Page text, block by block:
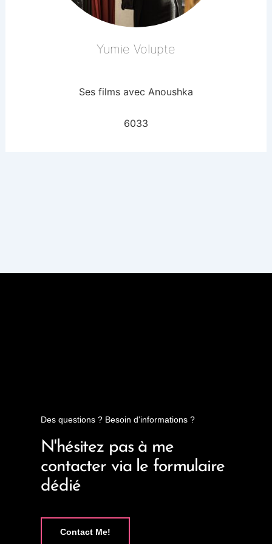
Yumie Volupte
Ses films avec Anoushka
6033
Des questions ? Besoin d'informations ?
N'hésitez pas à me
contacter via le formulaire
dédié
Contact Me!